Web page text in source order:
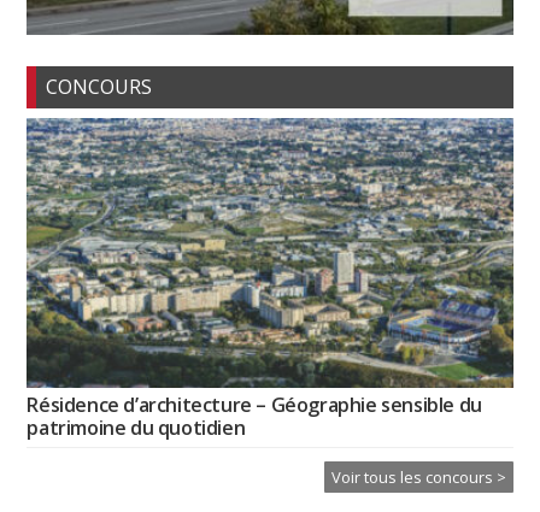
CONCOURS
Résidence d’architecture – Géographie sensible du
patrimoine du quotidien
Voir tous les concours >